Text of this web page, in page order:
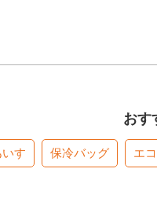
おす
す 保冷バッグ エ